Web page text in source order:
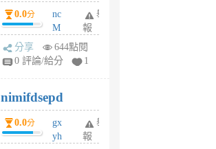
0.0分
nc
M
U
F
U
5
個
月
舉
報
分享
644點閱
0 評論/給分
1
nimifdsepd
0.0分
gx
yh
舉
報